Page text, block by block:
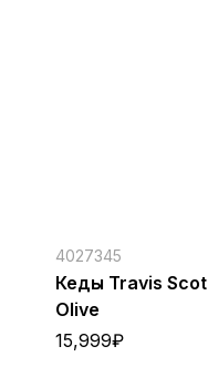
4027345
Кеды Travis
Olive
15,999₽